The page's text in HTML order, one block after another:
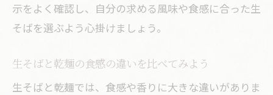
示をよく確認し、自分の求める風味や食感に合った生
そばを選ぶよう心掛けましょう。
生そばと乾麺の食感の違いを比べてみよう
生そばと乾麺では、食感や香りに大きな違いがありま